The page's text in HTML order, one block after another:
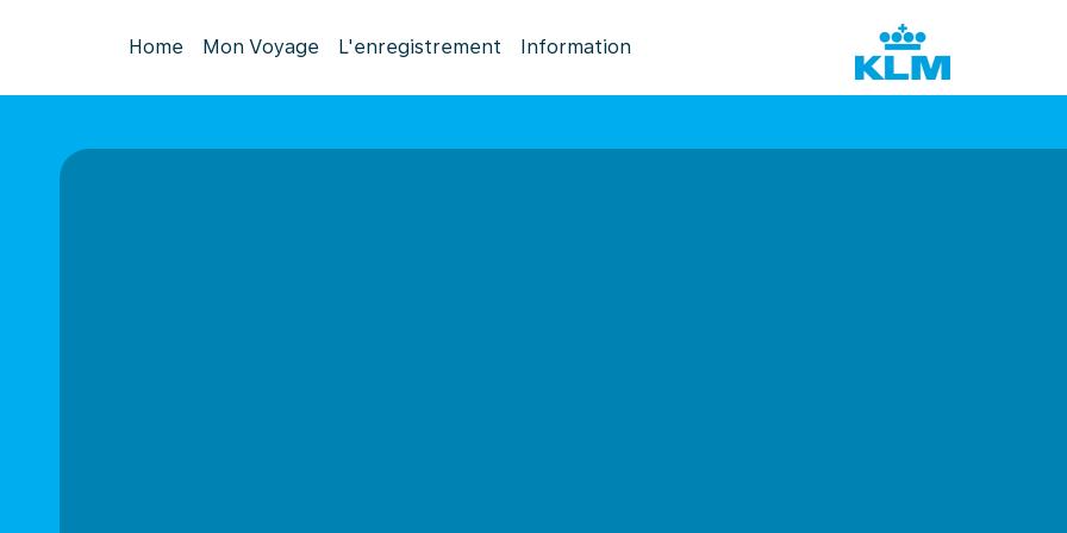
Home Mon Voyage L'enregistrement Information